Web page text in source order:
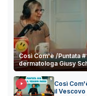
Così Com'è /Puntata
dermatologa Giusy
Così
il Vescovo